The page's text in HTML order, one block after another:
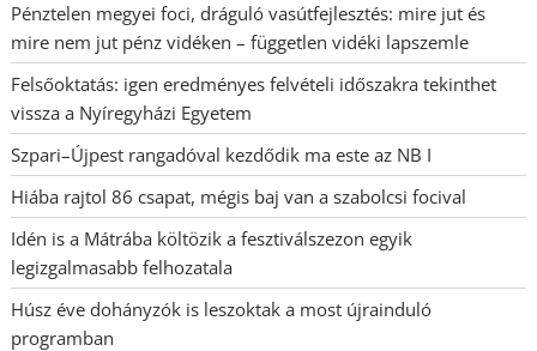
Pénztelen megyei foci, dráguló vasútfejlesztés: mire jut és
mire nem jut pénz vidéken – független vidéki lapszemle
Felsőoktatás: igen eredményes felvételi időszakra tekinthet
vissza a Nyíregyházi Egyetem
Szpari–Újpest rangadóval kezdődik ma este az NB I
Hiába rajtol 86 csapat, mégis baj van a szabolcsi focival
Idén is a Mátrába költözik a fesztiválszezon egyik
legizgalmasabb felhozatala
Húsz éve dohányzók is leszoktak a most újrainduló
programban